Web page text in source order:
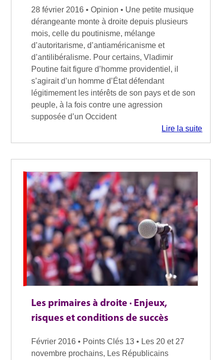
28 février 2016 • Opinion • Une petite musique
dérangeante monte à droite depuis plusieurs
mois, celle du poutinisme, mélange
d’autoritarisme, d’antiaméricanisme et
d’antilibéralisme. Pour certains, Vladimir
Poutine fait figure d’homme providentiel, il
s’agirait d’un homme d’État défendant
légitimement les intérêts de son pays et de son
peuple, à la fois contre une agression
supposée d’un Occident
Lire la suite
Les primaires à droite · Enjeux,
risques et conditions de succès
Février 2016 • Points Clés 13 • Les 20 et 27
novembre prochains, Les Républicains